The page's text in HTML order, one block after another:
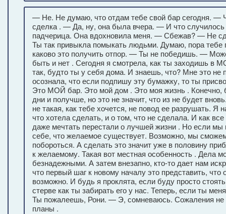
— Не. Не думаю, что отдам тебе свой бар сегодня. —
сделка . — Да, ну, она была вчера. — И что
падчерица. Она вдохновила меня. — Сбежав? — Не
Ты так привыкла помыкать людьми. Думаю, пора тебе
каково это получить отпор. — Ты не победишь. —
быть и нет . Сегодня я смотрела, как ты заходишь в
так, будто ты у себя дома. И знаешь, что? Мне это не
осознала, что если подпишу эту бумажку, то ты
Это МОЙ бар. Это мой дом . Это моя жизнь . Конечно,
дни и получше, но это не значит, что из не будет
не такая, как тебе хочется, не повод ее разрушать. Я
что хотела сделать, и о том, что не сделала. И как
даже мечтать перестали о лучшей жизни . Но если мы
себе, что желаемое существует. Возможно, мы
побороться. А сделать это значит уже в половину
к желаемому. Такая вот местная особенность . Дела
безнадежными. А затем внезапно, кто-то дает нам
что первый шаг к новому началу это представить, что
возможно. И будь я проклята, если буду просто
стерве как ты забирать его у нас. Теперь, если ты
Ты пожалеешь, Рони. — Э, сомневаюсь. Сожаления не
планы .